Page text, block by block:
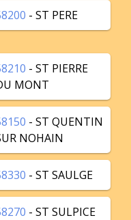
- ST PERE
- ST PIERRE
MONT
- ST QUENTIN
NOHAIN
- ST SAULGE
- ST SULPICE